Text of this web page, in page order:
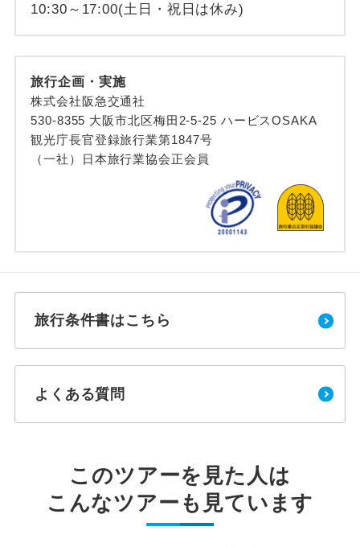
10:30～17:00(土日・祝日は休み)
旅行企画・実施
株式会社阪急交通社
530-8355 大阪市北区梅田2-5-25 ハービスOSAKA
観光庁長官登録旅行業第1847号
（一社）日本旅行業協会正会員
旅行条件書はこちら
よくある質問
このツアーを見た人は
こんなツアーも見ています